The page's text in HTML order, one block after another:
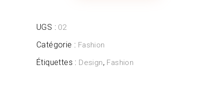
UGS : 02
Catégorie : Fashion
Étiquettes : Design, Fashion